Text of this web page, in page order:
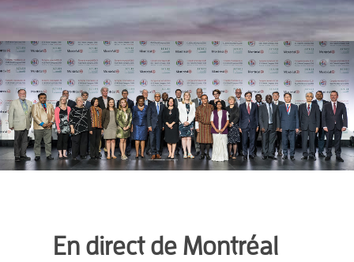
En direct de Montréal